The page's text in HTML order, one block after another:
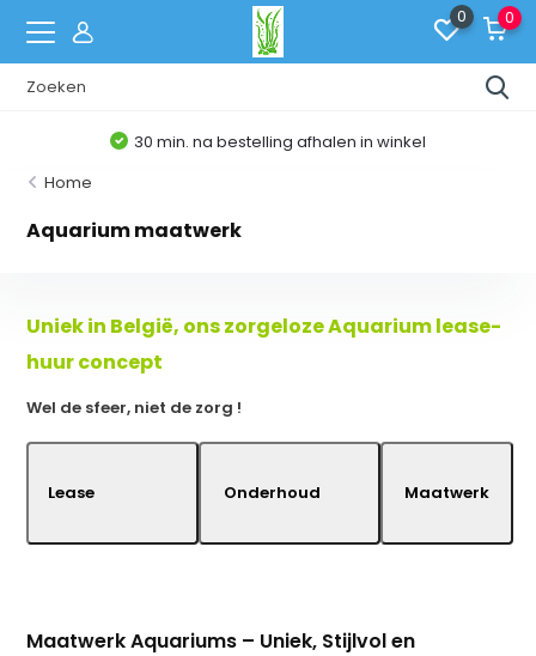
0 0
Belgische Webshop
Home
Aquarium maatwerk
Uniek in België, ons zorgeloze Aquarium lease-
huur concept
Wel de sfeer, niet de zorg !
Lease Onderhoud Maatwerk
Maatwerk Aquariums – Uniek, Stijlvol en